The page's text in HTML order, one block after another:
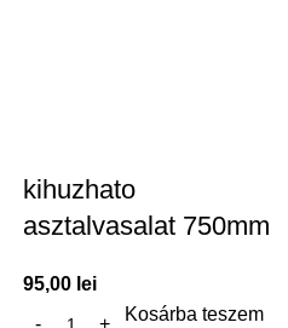
kihuzhato
asztalvasalat 750mm
95,00 lei
Kosárba teszem